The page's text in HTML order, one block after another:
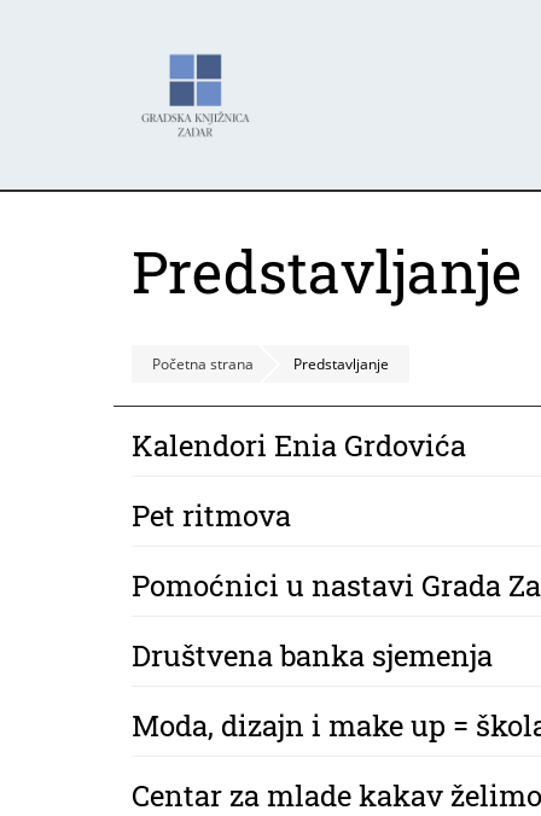
Predstavljanje
Početna strana Predstavljanje
Kalendori Enia Grdovića
Pet ritmova
Pomoćnici u nastavi Grada
Društvena banka sjemenja
Moda, dizajn i make up =
Centar za mlade kakav želimo